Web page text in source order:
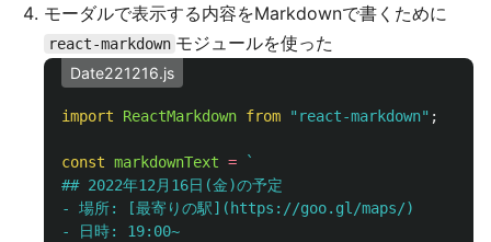
モーダルで表示する内容をMarkdownで書くために
react-markdown モジュールを使った
Date221216.js
import ReactMarkdown from " react-markdown" ;
const markdownText =
`
## 2022年12月16日(金)の予定
- 場所: [最寄りの駅](https://goo.gl/maps/)
- 日時: 19:00~